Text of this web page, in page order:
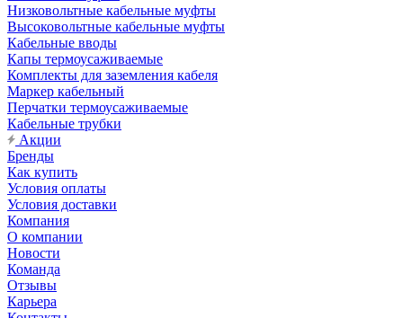
Низковольтные кабельные муфты
Высоковольтные кабельные муфты
Кабельные вводы
Капы термоусаживаемые
Комплекты для заземления кабеля
Маркер кабельный
Перчатки термоусаживаемые
Кабельные трубки
Акции
Бренды
Как купить
Условия оплаты
Условия доставки
Компания
О компании
Новости
Команда
Отзывы
Карьера